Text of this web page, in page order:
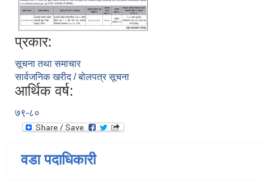
प्रकार:
सूचना तथा समाचार
सार्वजनिक खरीद / बोलपत्र सूचना
आर्थिक वर्ष:
७९-८०
वडा पदाधिकारी